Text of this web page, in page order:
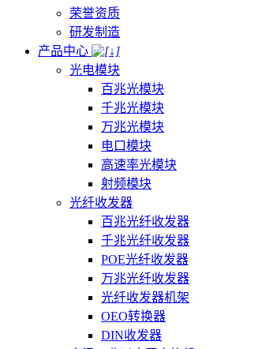
荣誉资质
研发制造
产品中心
光电模块
百兆光模块
千兆光模块
万兆光模块
电口模块
高速率光模块
射频模块
光纤收发器
百兆光纤收发器
千兆光纤收发器
POE光纤收发器
万兆光纤收发器
光纤收发器机架
OEO转换器
DIN收发器